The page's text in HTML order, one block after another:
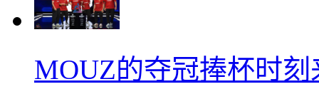
MOUZ的夺冠捧杯时刻